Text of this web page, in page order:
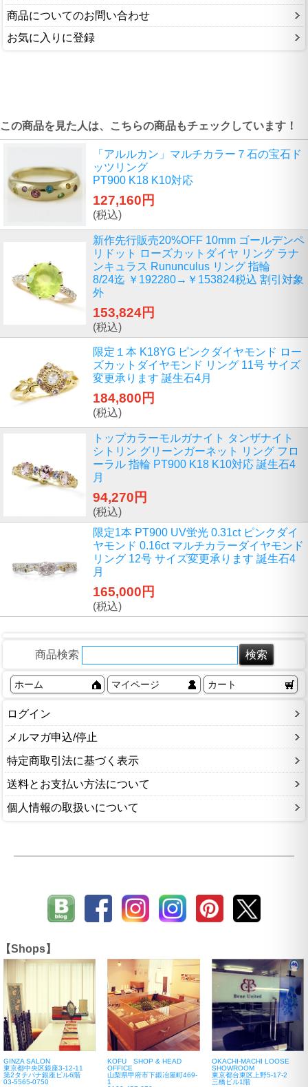
商品についてのお問い合わせ
お気に入りに登録
この商品を見た人は、こちらの商品もチェックしています！
「アルルカン」マルチカラー７石の宝石ド
ッツリング
PT900 K18 K10対応
127,160円
(税込)
新作先行販売20%OFF 10mm ゴールデンペ
リドット ローズカットダイヤ リング ラナ
ンキュラス Rununculus リング 指輪
8/24迄 ￥192280→￥153824税込 割引対象
外
153,824円
(税込)
限定１本 K18YG ピンクダイヤモンド ロー
ズカットダイヤモンド リング 11号 サイズ
変更承ります 誕生石4月
184,800円
(税込)
トップカラーモルガナイト タンザナイト
シトリン グリーンガーネット リング フロ
ーラル 指輪 PT900 K18 K10対応 誕生石4
月
94,270円
(税込)
限定1本 PT900 UV蛍光 0.31ct ピンクダイ
ヤモンド 0.16ct マルチカラーダイヤモンド
リング 12号 サイズ変更承ります 誕生石4
月
165,000円
(税込)
商品検索
ホーム マイページ カート
ログイン
メルマガ申込/停止
特定商取引法に基づく表示
送料とお支払い方法について
個人情報の取扱いについて
【Shops】
GINZA SALON
東京都中央区銀座3-12-11
第2タチバナ銀座ビル6階
03-5565-0750
KOFU SHOP & HEAD
OFFICE
山梨県甲府市下鍛冶屋町469-
1
OKACHI-MACHI LOOSE
SHOWROOM
東京都台東区上野5-17-2
三橋ビル1階